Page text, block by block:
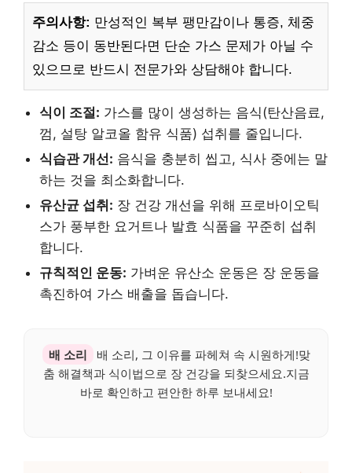
주의사항: 만성적인 복부 팽만감이나 통증, 체중
감소 등이 동반된다면 단순 가스 문제가 아닐 수
있으므로 반드시 전문가와 상담해야 합니다.
식이 조절: 가스를 많이 생성하는 음식(탄산음료,
껌, 설탕 알코올 함유 식품) 섭취를 줄입니다.
식습관 개선: 음식을 충분히 씹고, 식사 중에는 말
하는 것을 최소화합니다.
유산균 섭취: 장 건강 개선을 위해 프로바이오틱
스가 풍부한 요거트나 발효 식품을 꾸준히 섭취
합니다.
규칙적인 운동: 가벼운 유산소 운동은 장 운동을
촉진하여 가스 배출을 돕습니다.
배 소리
배 소리, 그 이유를 파헤쳐 속 시원하게!맞
춤 해결책과 식이법으로 장 건강을 되찾으세요.지금
바로 확인하고 편안한 하루 보내세요!